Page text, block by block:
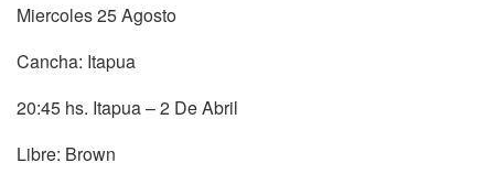
Miercoles 25 Agosto
Cancha: Itapua
20:45 hs. Itapua – 2 De Abril
Libre: Brown